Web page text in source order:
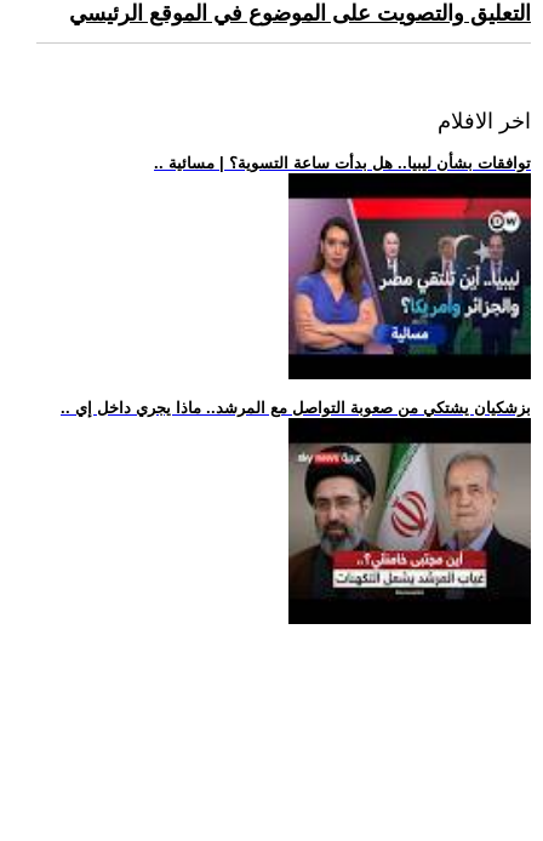
التعليق والتصويت على الموضوع في الموقع الرئيسي
اخر الافلام
.. توافقات بشأن ليبيا.. هل بدأت ساعة التسوية؟ | مسائية
.. بزشكيان يشتكي من صعوبة التواصل مع المرشد.. ماذا يجري داخل إي